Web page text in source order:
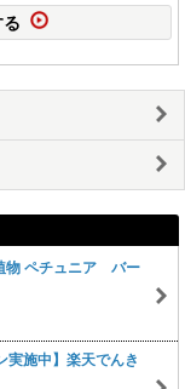
物 ペチュニア バー
実施中】楽天でんき